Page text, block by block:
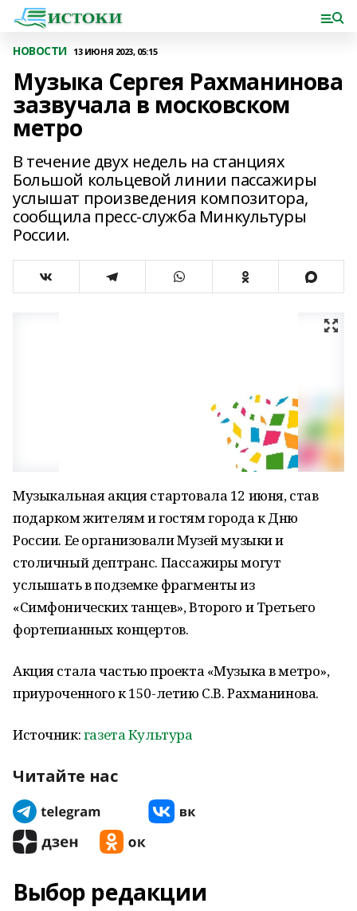
НОВОСТИ 13 ИЮНЯ 2023, 05:15
Музыка Сергея Рахманинова
зазвучала в московском
метро
В течение двух недель на станциях
Большой кольцевой линии пассажиры
услышат произведения композитора,
сообщила пресс-служба Минкультуры
России.
Музыкальная акция стартовала 12 июня, став
подарком жителям и гостям города к Дню
России. Ее организовали Музей музыки и
столичный дептранс. Пассажиры могут
услышать в подземке фрагменты из
«Симфонических танцев», Второго и Третьего
фортепианных концертов.
Акция стала частью проекта «Музыка в метро»,
приуроченного к 150-летию С.В. Рахманинова.
Источник:газета Культура
Читайте нас
Выбор редакции